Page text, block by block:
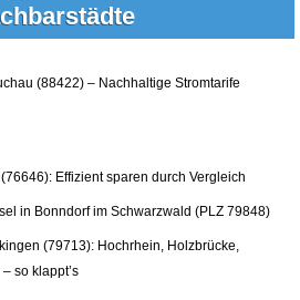
(88422) – Nachhaltige Stromtarife
Effizient sparen durch Vergleich
in Bonndorf im Schwarzwald (PLZ 79848)
(79713): Hochrhein, Holzbrücke,
so klappt’s